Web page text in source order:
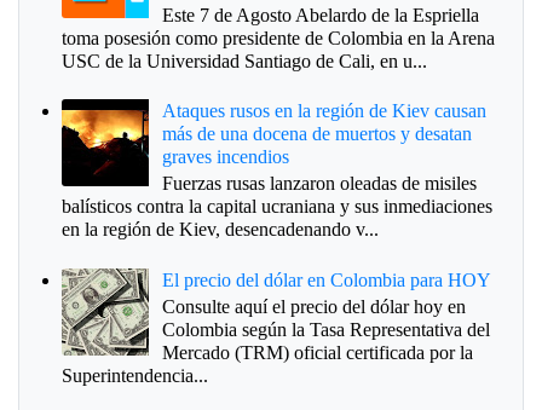
Este 7 de Agosto Abelardo de la Espriella
toma posesión como presidente de Colombia en la Arena
USC de la Universidad Santiago de Cali, en u...
Ataques rusos en la región de Kiev causan
más de una docena de muertos y desatan
graves incendios
Fuerzas rusas lanzaron oleadas de misiles
balísticos contra la capital ucraniana y sus inmediaciones
en la región de Kiev, desencadenando v...
El precio del dólar en Colombia para HOY
Consulte aquí el precio del dólar hoy en
Colombia según la Tasa Representativa del
Mercado (TRM) oficial certificada por la
Superintendencia...